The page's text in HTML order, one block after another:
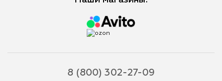
8 (800) 302-27-09